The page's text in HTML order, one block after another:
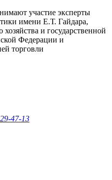
участие эксперты
имени Е.Т. Гайдара,
и государственной
Федерации и
торговли
47-13